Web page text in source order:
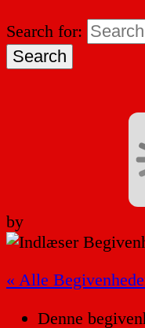
Search for:
by
« Alle
Denne